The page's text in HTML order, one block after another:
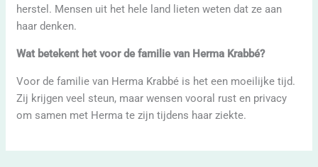
herstel. Mensen uit het hele land lieten weten dat ze aan
haar denken.
Wat betekent het voor de familie van Herma Krabbé?
Voor de familie van Herma Krabbé is het een moeilijke tijd.
Zij krijgen veel steun, maar wensen vooral rust en privacy
om samen met Herma te zijn tijdens haar ziekte.